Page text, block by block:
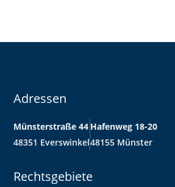
Adressen
Münsterstraße 44
48351 Everswinkel
Hafenweg 18-20
48155 Münster
Rechtsgebiete